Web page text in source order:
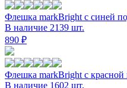
Флешка markBright с синей
В наличие 2139 шт.
890 ₽
Флешка markBright с красной
В наличие 1602 шт.